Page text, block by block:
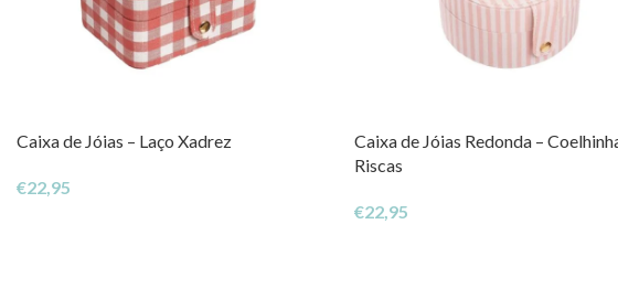
Caixa de Jóias – Laço Xadrez
€22,95
Caixa de Jóias Redonda –
Riscas
€22,95